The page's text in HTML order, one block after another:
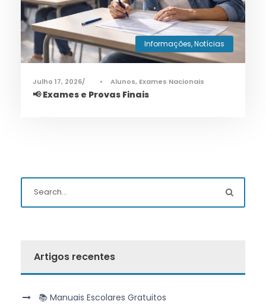
Informações,Notícias
Julho 17, 2026 • Alunos, Exames Nacionais
📢 Exames e Provas Finais
Artigos recentes
📚 Manuais Escolares Gratuitos